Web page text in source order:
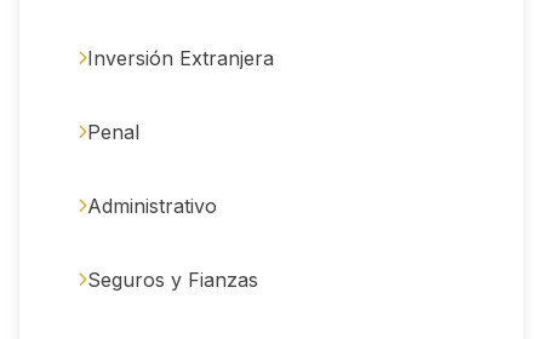
Inversión Extranjera
Penal
Administrativo
Seguros y Fianzas